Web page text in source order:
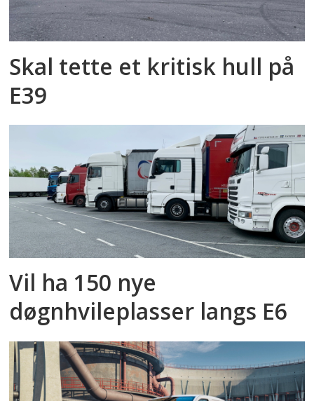
Skal tette et kritisk hull på
E39
Vil ha 150 nye
døgnhvileplasser langs E6